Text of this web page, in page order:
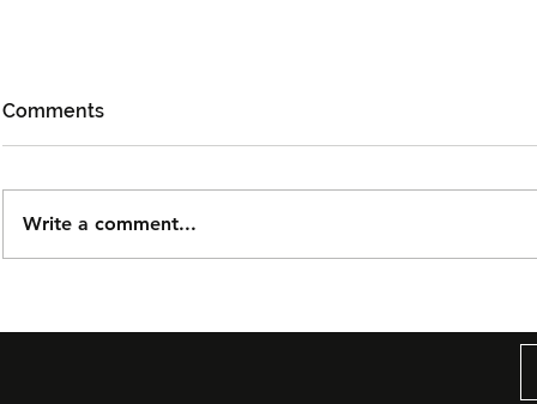
Agung Di
Comments
Write a comment...